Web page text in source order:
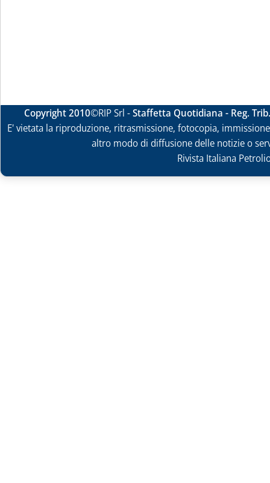
Copyright 2010©RIP Srl -Staffetta Quotidiana - Reg.
E' vietata la riproduzione, ritrasmissione, fotocopia,
altro modo di diffusione delle notizie o
Rivista Italiana